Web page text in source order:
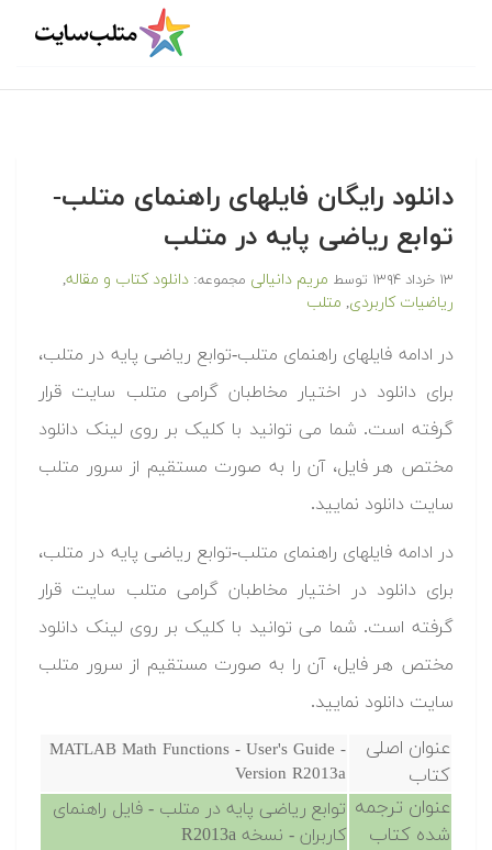
دانلود رایگان فایلهای راهنمای متلب-
توابع ریاضی پایه در متلب
۱۳ خرداد ۱۳۹۴ توسط مریم دانیالی مجموعه: دانلود کتاب و مقاله,
ریاضیات کاربردی, متلب
در ادامه فایلهای راهنمای متلب-توابع ریاضی پایه در متلب،
برای دانلود در اختیار مخاطبان گرامی متلب سایت قرار
گرفته است. شما می توانید با کلیک بر روی لینک دانلود
مختص هر فایل، آن را به صورت مستقیم از سرور متلب
سایت دانلود نمایید.‬‬
در ادامه فایلهای راهنمای متلب-توابع ریاضی پایه در متلب،
برای دانلود در اختیار مخاطبان گرامی متلب سایت قرار
گرفته است. شما می توانید با کلیک بر روی لینک دانلود
مختص هر فایل، آن را به صورت مستقیم از سرور متلب
سایت دانلود نمایید.‬‬
عنوان اصلی
کتاب
MATLAB Math Functions - User's Guide -
Version R2013a
عنوان ترجمه
شده کتاب
توابع ریاضی پایه در متلب - فایل راهنمای
کاربران - نسخه R2013a